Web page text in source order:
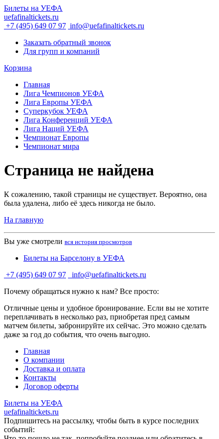
Билеты на УЕФА
uefafinaltickets.ru
+7 (495) 649 07 97 info@uefafinaltickets.ru
Заказать обратный звонок
Для групп и компаний
Корзина
Главная
Лига Чемпионов УЕФА
Лига Европы УЕФА
Суперкубок УЕФА
Лига Конференций УЕФА
Лига Наций УЕФА
Чемпионат Европы
Чемпионат мира
Страница не найдена
К сожалению, такой страницы не существует. Вероятно, она
была удалена, либо её здесь никогда не было.
На главную
Вы уже смотрели вся история просмотров
Билеты на Барселону в УЕФА
+7 (495) 649 07 97
info@uefafinaltickets.ru
Почему обращаться нужно к нам? Все просто:
Отличные цены и удобное бронирование. Если вы не хотите
переплачивать в несколько раз, приобретая пред самым
матчем билеты, забронируйте их сейчас. Это можно сделать
даже за год до события, что очень выгодно.
Главная
О компании
Доставка и оплата
Контакты
Договор оферты
Билеты на УЕФА
uefafinaltickets.ru
Подпишитесь на рассылку, чтобы быть в курсе последних
событий: